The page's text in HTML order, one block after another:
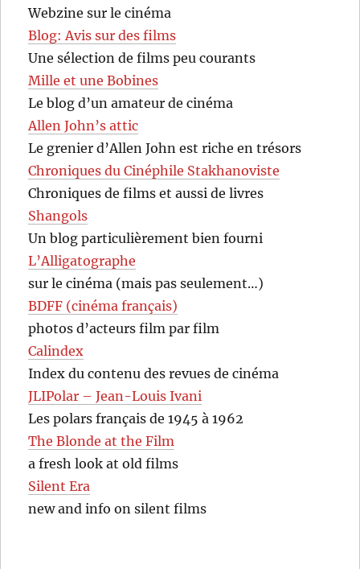
Webzine sur le cinéma
Blog: Avis sur des films
Une sélection de films peu courants
Mille et une Bobines
Le blog d’un amateur de cinéma
Allen John’s attic
Le grenier d’Allen John est riche en trésors
Chroniques du Cinéphile Stakhanoviste
Chroniques de films et aussi de livres
Shangols
Un blog particulièrement bien fourni
L’Alligatographe
sur le cinéma (mais pas seulement…)
BDFF (cinéma français)
photos d’acteurs film par film
Calindex
Index du contenu des revues de cinéma
JLIPolar – Jean-Louis Ivani
Les polars français de 1945 à 1962
The Blonde at the Film
a fresh look at old films
Silent Era
new and info on silent films